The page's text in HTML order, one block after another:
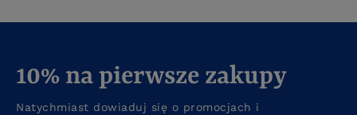
10% na pierwsze zakupy
Natychmiast dowiaduj się o promocjach i